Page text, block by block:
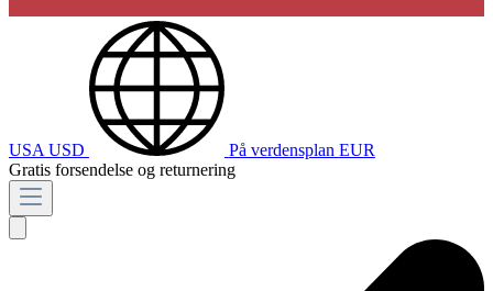
USA USD På verdensplan EUR
Gratis forsendelse og returnering